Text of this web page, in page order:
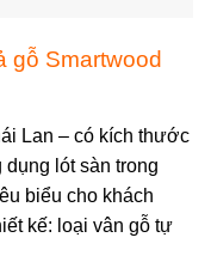
gỗ Smartwood
Lan – có kích thước
lót sàn trong
biểu cho khách
kế: loại vân gỗ tự